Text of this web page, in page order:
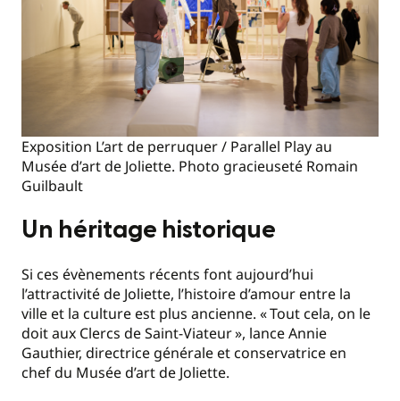
Exposition L’art de perruquer / Parallel Play au
Musée d’art de Joliette. Photo gracieuseté Romain
Guilbault
Un héritage historique
Si ces évènements récents font aujourd’hui
l’attractivité de Joliette, l’histoire d’amour entre la
ville et la culture est plus ancienne. «Tout cela, on le
doit aux Clercs de Saint-Viateur», lance Annie
Gauthier, directrice générale et conservatrice en
chef du Musée d’art de Joliette.